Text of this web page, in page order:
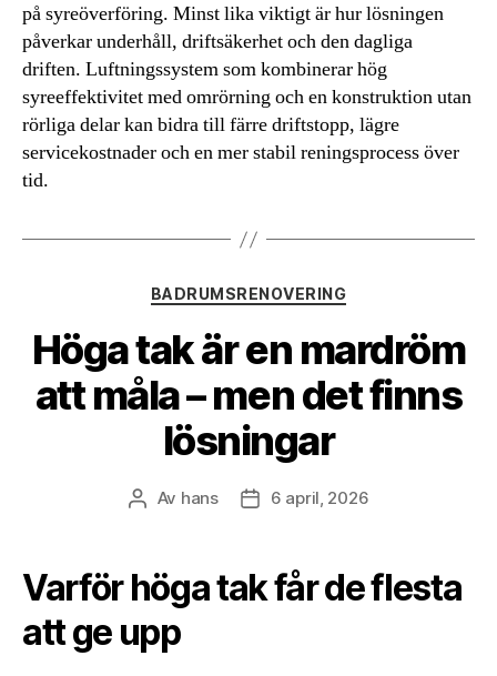
på syreöverföring. Minst lika viktigt är hur lösningen
påverkar underhåll, driftsäkerhet och den dagliga
driften. Luftningssystem som kombinerar hög
syreeffektivitet med omrörning och en konstruktion utan
rörliga delar kan bidra till färre driftstopp, lägre
servicekostnader och en mer stabil reningsprocess över
tid.
Kategorier
BADRUMSRENOVERING
Höga tak är en mardröm
att måla – men det finns
lösningar
Inläggsförfattare
Av hans Inläggsdatum
6 april, 2026
Varför höga tak får de flesta
att ge upp